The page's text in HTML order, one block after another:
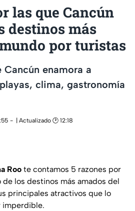
las que Cancún
destinos más
por turistas
enamora a
clima, gastronomía
| Actualizado 🕑 12:18
Roo te contamos 5 razones por
de los destinos más amados del
principales atractivos que lo
imperdible.